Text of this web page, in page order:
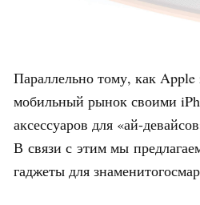
Параллельно тому, как Apple
мобильный рынок своими
аксессуаров для «ай-
В связи с этим мы
гаджеты для